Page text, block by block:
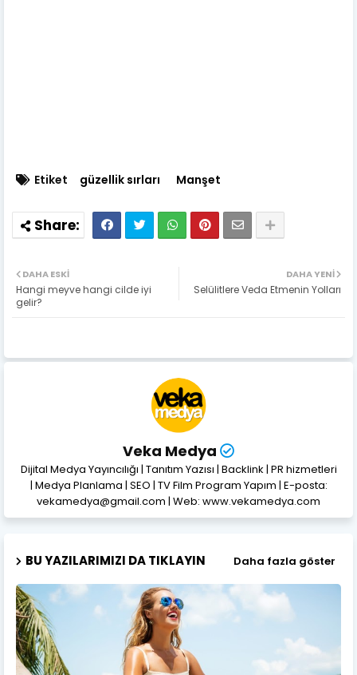
Etiket güzellik sırları Manşet
DAHA YENI
Selülitlere Veda Etmenin Yolları
DAHA ESKI
Hangi meyve hangi cilde iyi
gelir?
Veka Medya
Dijital Medya Yayıncılığı | Tanıtım Yazısı | Backlink | PR hizmetleri
| Medya Planlama | SEO | TV Film Program Yapım | E-posta:
vekamedya@gmail.com | Web: www.vekamedya.com
BU YAZILARIMIZI DA TIKLAYIN Daha fazla göster